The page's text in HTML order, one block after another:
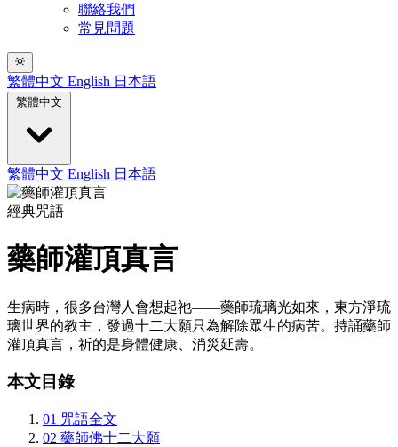
聯絡我們
常見問題
繁體中文 English 日本語
繁體中文
繁體中文 English 日本語
經典咒語
藥師灌頂真言
生病時，很多台灣人會想起祂——藥師琉璃光如來，東方淨琉
璃世界的教主，發過十二大願只為解除眾生的病苦。持誦藥師
灌頂真言，祈的是身體健康、消災延壽。
本文目錄
01 咒語全文
02 藥師佛十二大願